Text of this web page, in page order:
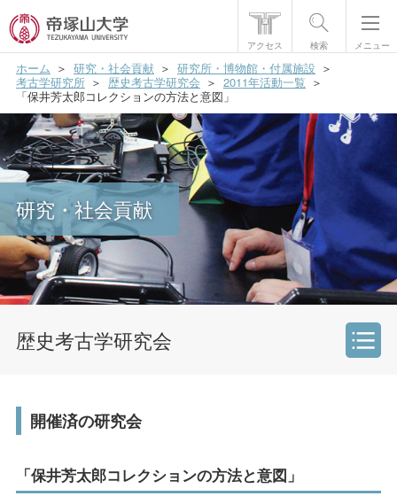
アクセス 検索 メニュー
帝塚山大学について
学部・大学院
学生生活
国際交流
研究・社会貢献
就職・資格
一般の方へ 企業・採用担当者の方へ
ホーム 研究・社会貢献
研究所・博物館・付属施設
考古学研究所
歴史考古学研究会
2011年活動一覧
「保井芳太郎コレクションの方法と意図」
研究・社会貢献
歴史考古学研究会
研究活動・実績
社会連携
開催済の研究会
「保井芳太郎コレクションの方法と意図」